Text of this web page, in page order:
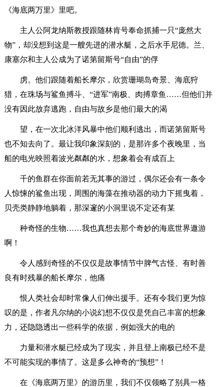
《海底两万里》里吧。
主人公阿龙纳斯教授跟随林肯号奉命抓捕一只“庞然大
物”，却没想到这是一艘先进的潜水艇，之后水手尼德。兰、
康塞尔和主人公成为了诺第留斯号“自由”的俘
虏。他们跟随着船长摩尔，欣赏珊瑚岛奇景、海底狩
猎，在珠场与鲨鱼搏斗、“进军”南极、肉搏章鱼……但他们并
没有因此放弃逃跑，自由与故乡是他们最大的渴
望，在一次北冰洋风暴中他们顺利逃出，而诺第留斯号
也不知去向了。最让我印象深刻的，是那许多个夜晚里，当
船的电光映照着波光粼粼的水，想象着会有成百上
千的鱼群在你面前若无其事的游过，偶尔还会有一条令
人惊悚的鲨鱼出现，周围的海藻在推动器的动力下摇曳着，
贝壳类静静地躺着，那深邃的小洞里说不定还有某
种奇怪的生物……我也真想去那个奇妙的海底世界遨游
啊！
令人感到奇怪的不仅仅是故事情节中脾气古怪、有时善
良有时残暴的船长摩尔，他痛
恨人类社会却时常像人们伸出援手。还有令我们更为惊
叹的是，作者凡尔纳的小说幻想不仅仅是凭自己丰富的想象
力，还隐隐透出一些科学的依据，例如强大的电的
力量和潜水艇已经成为了现实，并且登上南极已经不是
不可能实现的事情了。这是多么神奇的“预想”！
在《海底两万里》的游历里，我们不仅领略了别具一格